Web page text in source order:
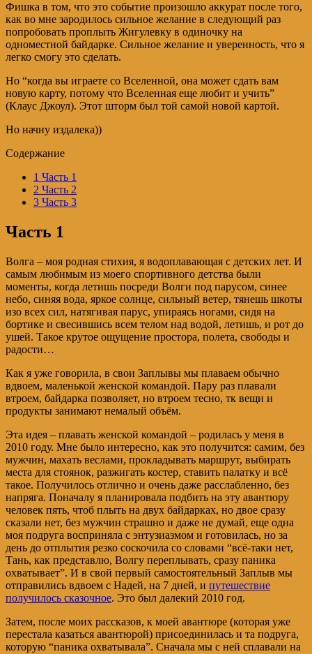
Фишка в том, что это событие произошло аккурат после того,
как во мне зародилось сильное желание в следующий раз
попробовать проплыть Жигулевку в одиночку на
одноместной байдарке. Сильное желание и уверенность, что я
легко смогу это сделать.
Но “когда вы играете со Вселенной, она может сдать вам
новую карту, потому что Вселенная еще любит и учить”
(Клаус Джоул). Этот шторм был той самой новой картой.
Но начну издалека))
Содержание
1 Часть 1
2 Часть 2
3 Часть 3
Часть 1
Волга – моя родная стихия, я водоплавающая с детских лет. И
самым любимым из моего спортивного детства были
моменты, когда летишь посреди Волги под парусом, синее
небо, синяя вода, яркое солнце, сильный ветер, тянешь шкоты
изо всех сил, натягивая парус, упираясь ногами, сидя на
бортике и свесившись всем телом над водой, летишь, и рот до
ушей. Такое крутое ощущение простора, полета, свободы и
радости…
Как я уже говорила, в свои Заплывы мы плаваем обычно
вдвоем, маленькой женской командой. Пару раз плавали
втроем, байдарка позволяет, но втроем тесно, тк вещи и
продукты занимают немалый объём.
Эта идея – плавать женской командой – родилась у меня в
2010 году. Мне было интересно, как это получится: самим, без
мужчин, махать веслами, прокладывать маршрут, выбирать
места для стоянок, разжигать костер, ставить палатку и всё
такое. Получилось отлично и очень даже расслабленно, без
напряга. Поначалу я планировала подбить на эту авантюру
человек пять, чтоб плыть на двух байдарках, но двое сразу
сказали нет, без мужчин страшно и даже не думай, еще одна
моя подруга восприняла с энтузиазмом и готовилась, но за
день до отплытия резко соскочила со словами “всё-таки нет,
Тань, как представлю, Волгу переплывать, сразу паника
охватывает”. И в свой первый самостоятельный Заплыв мы
отправились вдвоем с Надей, на 7 дней, и путешествие
получилось сказочное. Это был далекий 2010 год.
Затем, после моих рассказов, к моей авантюре (которая уже
перестала казаться авантюрой) присоединилась и та подруга,
которую “паника охватывала”. Сначала мы с ней сплавали на